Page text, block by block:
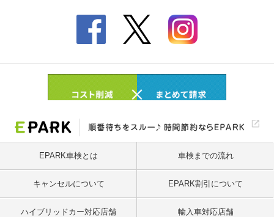
EPARK車検とは 車検までの流れ
キャンセルについて EPARK割引について
ハイブリッドカー対応店舗 輸入車対応店舗